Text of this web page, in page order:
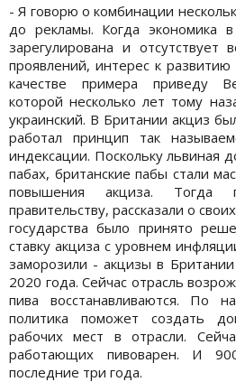
- Я говорю о комбинации
до рекламы. Когда экономика
зарегулирована и отсутствует
проявлений, интерес к
качестве примера приведу
которой несколько лет тому
украинский. В Британии акциз
работал принцип так
индексации. Поскольку львиная
пабах, британские пабы стали
повышения акциза. Тогда
правительству, рассказали о
государства было принято
ставку акциза с уровнем
заморозили - акцизы в
2020 года. Сейчас отрасль
пива восстанавливаются. По
политика поможет создать
рабочих мест в отрасли.
работающих пивоварен. И
последние три года.